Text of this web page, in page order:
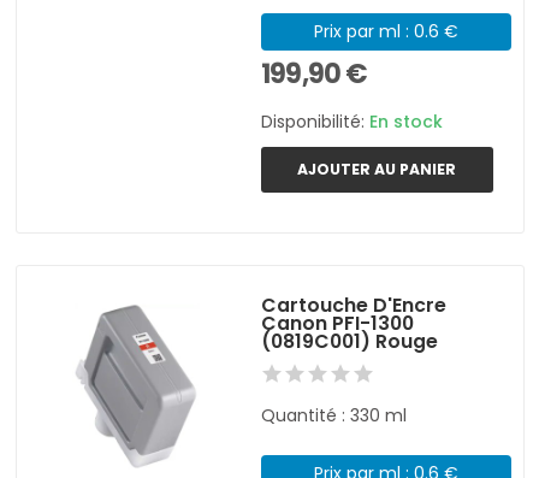
Prix par ml : 0.6 €
199,90 €
Disponibilité: En stock
AJOUTER AU PANIER
Cartouche D'Encre
Canon PFI-1300
(0819C001) Rouge
Quantité : 330 ml
Prix par ml : 0.6 €